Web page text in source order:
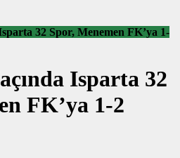
32 Spor, Menemen FK’ya 1-
Isparta 32
FK’ya 1-2